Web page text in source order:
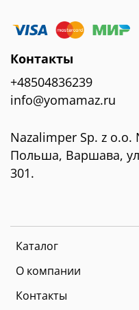
Каталог
О компании
Контакты
Контакты
+48504836239
info@yomamaz.ru
Nazalimper Sp. z o.o.
Польша, Варшава,
301.